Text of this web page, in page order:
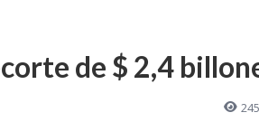
de $ 2,4
245